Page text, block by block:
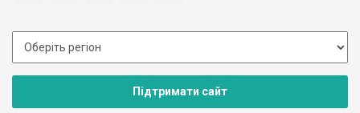
Підтримати сайт